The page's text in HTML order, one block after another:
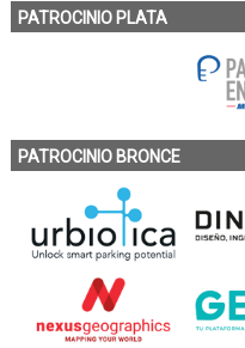
PATROCINIO PLATA
PATROCINIO BRONCE